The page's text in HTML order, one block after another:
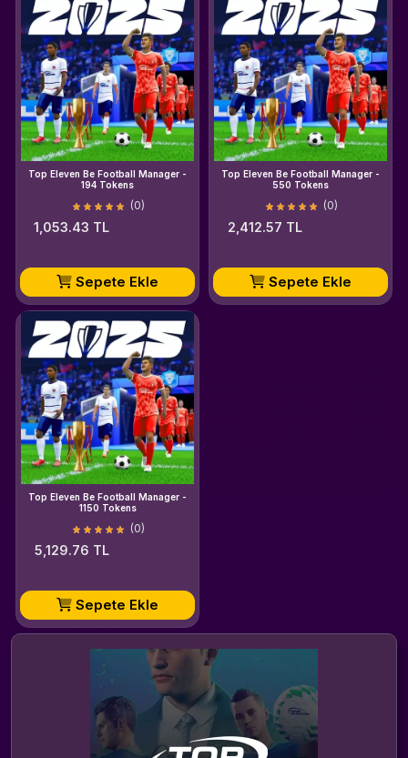
Top Eleven Be Football Manager -
194 Tokens
(0)
1,053.43 TL
Sepete Ekle
Top Eleven Be Football Manager -
550 Tokens
(0)
2,412.57 TL
Sepete Ekle
Top Eleven Be Football Manager -
1150 Tokens
(0)
5,129.76 TL
Sepete Ekle